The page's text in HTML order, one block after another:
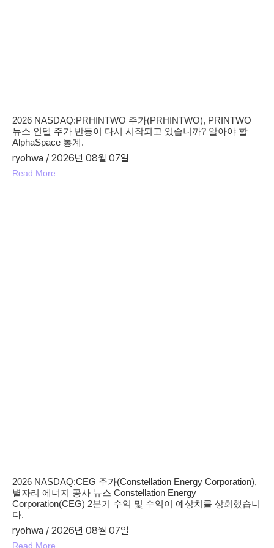
2026 NASDAQ:PRHINTWO 주가(PRHINTWO), PRINTWO
뉴스 인텔 주가 반등이 다시 시작되고 있습니까? 알아야 할
AlphaSpace 통계.
ryohwa 2026년 08월 07일
Read More
2026 NASDAQ:CEG 주가(Constellation Energy Corporation),
별자리 에너지 공사 뉴스 Constellation Energy
Corporation(CEG) 2분기 수익 및 수익이 예상치를 상회했습니
다.
ryohwa 2026년 08월 07일
Read More